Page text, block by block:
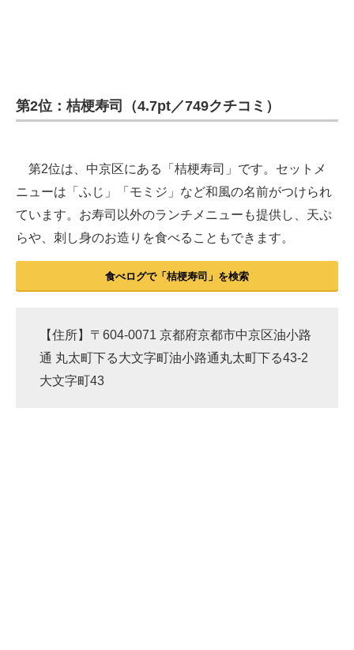
第2位：桔梗寿司（4.7pt／749クチコミ）
第2位は、中京区にある「桔梗寿司」です。セットメ
ニューは「ふじ」「モミジ」など和風の名前がつけられ
ています。お寿司以外のランチメニューも提供し、天ぷ
らや、刺し身のお造りを食べることもできます。
食べログで「桔梗寿司」を検索
【住所】〒604-0071 京都府京都市中京区油小路
通 丸太町下る大文字町油小路通丸太町下る43-2
大文字町43